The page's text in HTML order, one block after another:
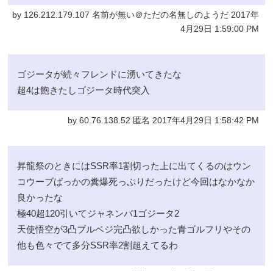
by 126.212.179.107 名前が無い＠ただの名無しのようだ 2017年
4月29日 1:59:00 PM
ゴジータが続々フレンドに湧いてきたな
超4は飽きたしゴジータ時代突入
by 60.76.138.52 匿名 2017年4月29日 1:58:42 PM
昇龍祭のときにはSSR率1割切った上に出てくるのはウン
コウーブばっかの糞爆死っぷりだったけど今回はなかなか
良かったな
極40超120引いてジャネンバ1ゴジータ2
天使悟空が3凸ブルベジ完凸欲しかった青ゴルフリやその
他も色々でて多分SSR率2割超えてるわ